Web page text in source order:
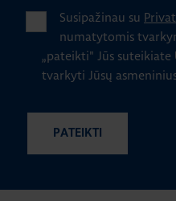
Susipažinau su
numatytomis
„pateikti" Jūs
tvarkyti Jūsų